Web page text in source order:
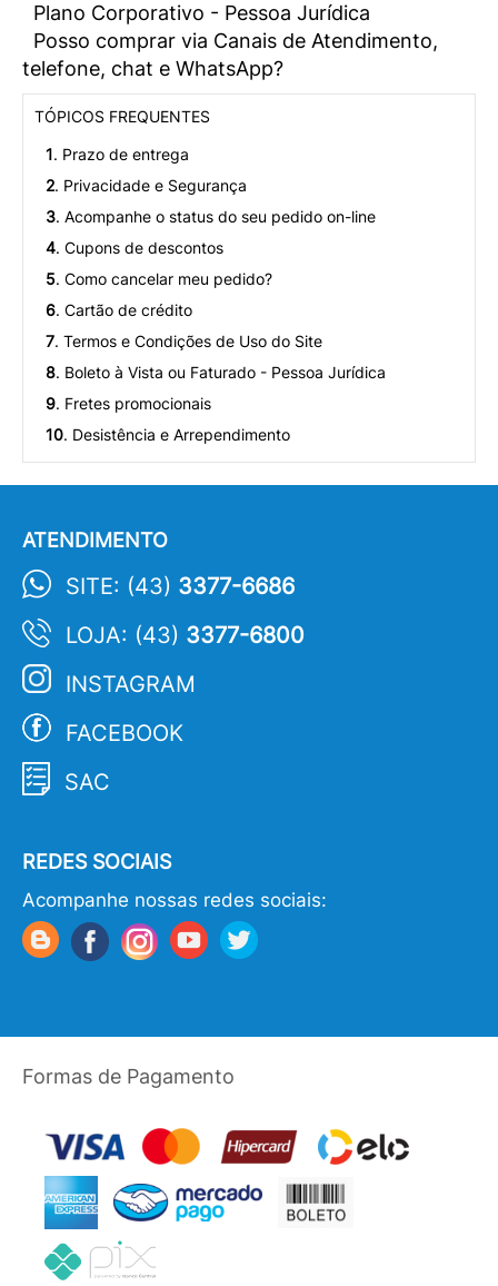
Plano Corporativo - Pessoa Jurídica
Posso comprar via Canais de Atendimento,
telefone, chat e WhatsApp?
TÓPICOS FREQUENTES
1. Prazo de entrega
2. Privacidade e Segurança
3. Acompanhe o status do seu pedido on-line
4. Cupons de descontos
5. Como cancelar meu pedido?
6. Cartão de crédito
7. Termos e Condições de Uso do Site
8. Boleto à Vista ou Faturado - Pessoa Jurídica
9. Fretes promocionais
10. Desistência e Arrependimento
ATENDIMENTO
SITE: (43) 3377-6686
LOJA: (43) 3377-6800
INSTAGRAM
FACEBOOK
SAC
REDES SOCIAIS
Acompanhe nossas redes sociais:
Formas de Pagamento